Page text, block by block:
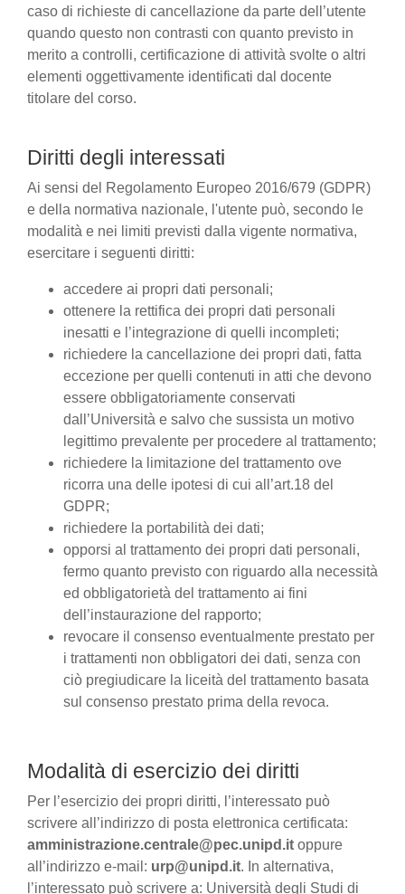
caso di richieste di cancellazione da parte dell’utente
quando questo non contrasti con quanto previsto in
merito a controlli, certificazione di attività svolte o altri
elementi oggettivamente identificati dal docente
titolare del corso.
Diritti degli interessati
Ai sensi del Regolamento Europeo 2016/679 (GDPR)
e della normativa nazionale, l'utente può, secondo le
modalità e nei limiti previsti dalla vigente normativa,
esercitare i seguenti diritti:
accedere ai propri dati personali;
ottenere la rettifica dei propri dati personali
inesatti e l’integrazione di quelli incompleti;
richiedere la cancellazione dei propri dati, fatta
eccezione per quelli contenuti in atti che devono
essere obbligatoriamente conservati
dall’Università e salvo che sussista un motivo
legittimo prevalente per procedere al trattamento;
richiedere la limitazione del trattamento ove
ricorra una delle ipotesi di cui all’art.18 del
GDPR;
richiedere la portabilità dei dati;
opporsi al trattamento dei propri dati personali,
fermo quanto previsto con riguardo alla necessità
ed obbligatorietà del trattamento ai fini
dell’instaurazione del rapporto;
revocare il consenso eventualmente prestato per
i trattamenti non obbligatori dei dati, senza con
ciò pregiudicare la liceità del trattamento basata
sul consenso prestato prima della revoca.
Modalità di esercizio dei diritti
Per l’esercizio dei propri diritti, l’interessato può
scrivere all’indirizzo di posta elettronica certificata:
amministrazione.centrale@pec.unipd.it oppure
all’indirizzo e-mail: urp@unipd.it. In alternativa,
l’interessato può scrivere a: Università degli Studi di